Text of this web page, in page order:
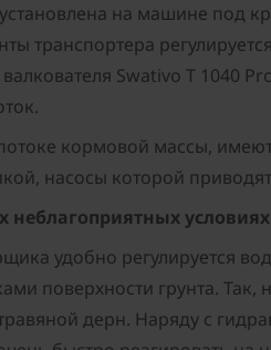
на машине под
транспортера
Swativo T 1040
потоке кормовой массы,
насосы которой
условиях
удобно регулируется
поверхности грунта.
дерн. Наряду с